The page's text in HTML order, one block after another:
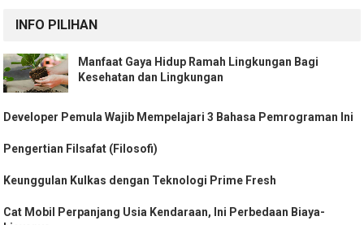
INFO PILIHAN
Manfaat Gaya Hidup Ramah Lingkungan Bagi
Kesehatan dan Lingkungan
Developer Pemula Wajib Mempelajari 3 Bahasa Pemrograman Ini
Pengertian Filsafat (Filosofi)
Keunggulan Kulkas dengan Teknologi Prime Fresh
Cat Mobil Perpanjang Usia Kendaraan, Ini Perbedaan Biaya-